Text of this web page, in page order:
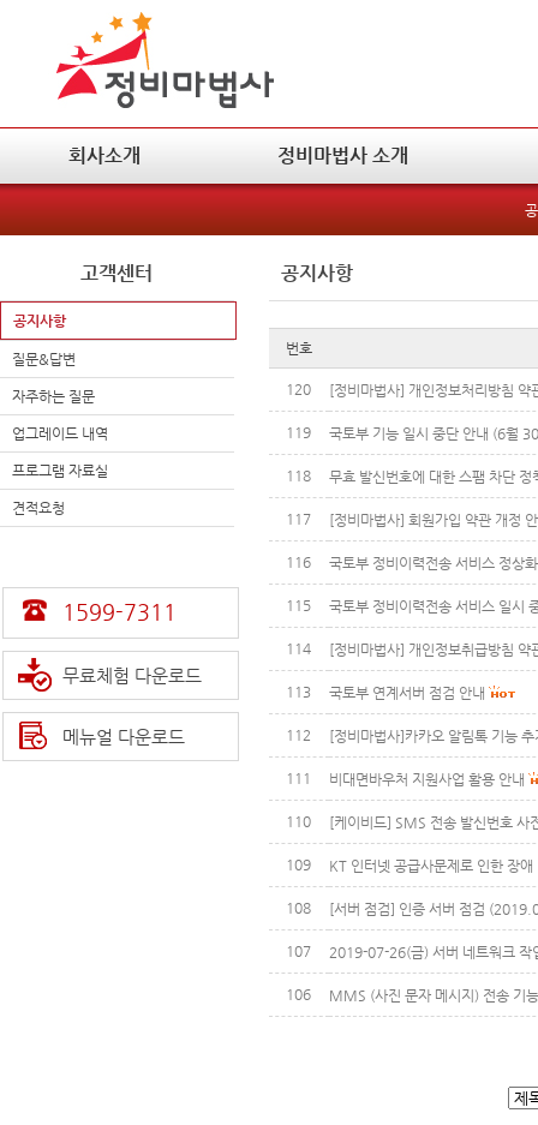
회사소개 정비마법사 소개
고객센터
공지사항
질문&답변
자주하는 질문
업그레이드 내역
프로그램 자료실
견적요청
1599-7311
무료체험 다운로드
메뉴얼 다운로드
공지사항
번호
120 [정비마법사] 개인정보처리방침 약
119 국토부 기능 일시 중단 안내 (6월
118 무효 발신번호에 대한 스팸 차단 정
117 [정비마법사] 회원가입 약관 개정
116 국토부 정비이력전송 서비스 정
115 국토부 정비이력전송 서비스 일시
114 [정비마법사] 개인정보취급방침 약
113 국토부 연계서버 점검 안내
112 [정비마법사]카카오 알림톡 기능
111 비대면바우처 지원사업 활용 안내
110 [케이비드] SMS 전송 발신번호 사
109 KT 인터넷 공급사문제로 인한 장애
108 [서버 점검] 인증 서버 점검
107 2019-07-26(금) 서버 네트워크 작
106 MMS (사진 문자 메시지) 전송 기